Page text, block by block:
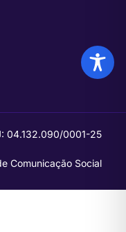
04.132.090/0001-25
Comunicação Social